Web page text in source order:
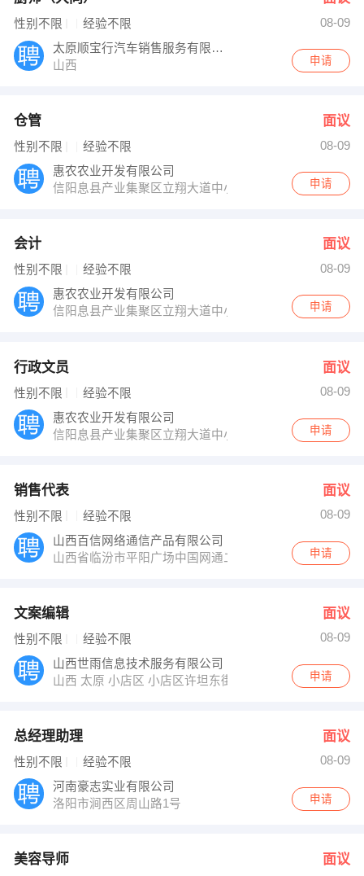
性别不限 经验不限
08-09
太原顺宝行汽车销售服务有限公司
山西
申请
仓管 面议
性别不限 经验不限
08-09
惠农农业开发有限公司
信阳息县产业集聚区立翔大道中小企业孵化园2号厂房
申请
会计 面议
性别不限 经验不限
08-09
惠农农业开发有限公司
信阳息县产业集聚区立翔大道中小企业孵化园2号厂房
申请
行政文员 面议
性别不限 经验不限
08-09
惠农农业开发有限公司
信阳息县产业集聚区立翔大道中小企业孵化园2号厂房
申请
销售代表 面议
性别不限 经验不限
08-09
山西百信网络通信产品有限公司
山西省临汾市平阳广场中国网通二楼
申请
文案编辑 面议
性别不限 经验不限
08-09
山西世雨信息技术服务有限公司
山西 太原 小店区 小店区许坦东街太榆路口往东800米锦
申请
总经理助理 面议
性别不限 经验不限
08-09
河南豪志实业有限公司
洛阳市涧西区周山路1号
申请
美容导师 面议